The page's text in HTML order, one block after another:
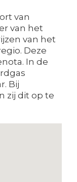
van
van het
van het
Deze
In de
Bij
zij dit op te